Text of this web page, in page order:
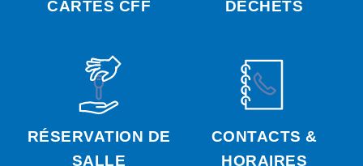
CARTES CFF DÉCHETS
RÉSERVATION DE
SALLE
CONTACTS &
HORAIRES